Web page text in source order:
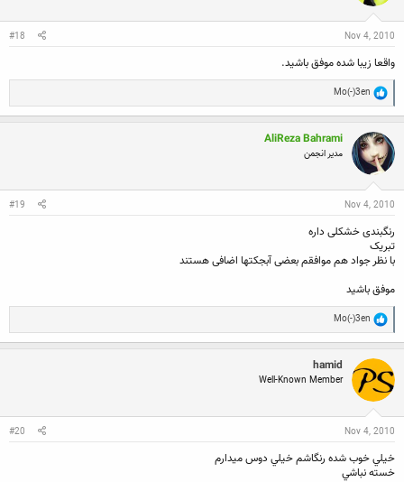
n
:
Nov 4, 2010
#18
واقعا زیبا شده موفق باشید.
R
e
a
c
t
i
o
n
:
Mo(-)3en
AliReza Bahrami
مدیر انجمن
Nov 4, 2010
#19
رنگبندی خشکلی داره
تبریک
با نظر جواد هم موافقم بعضی آبجکتها اضافی هستند
موفق باشید
R
e
a
c
t
i
n
:
Mo(-)3en
hamid
Well-Known Member
Nov 4, 2010
#20
خيلي خوب شده رنگاشم خيلي دوس ميدارم
خسته نباشي